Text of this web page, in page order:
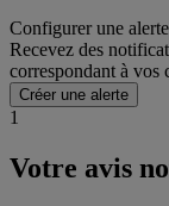
Configurer une
Recevez des
correspondant à vos
Créer une alerte
1
Votre avis